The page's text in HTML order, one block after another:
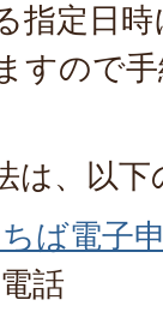
指定日
すので
は、以
ば電子
話